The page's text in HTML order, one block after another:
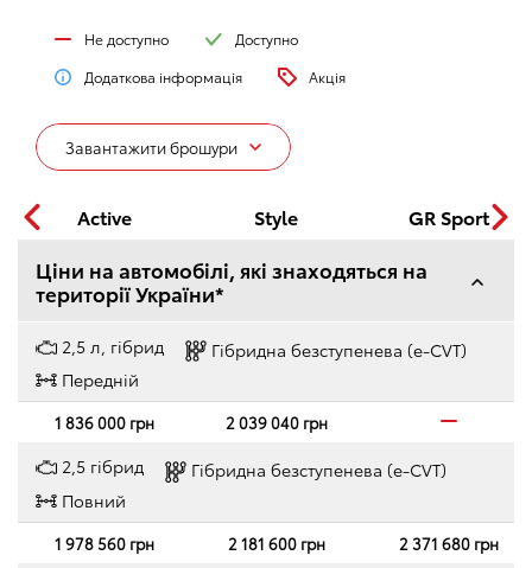
Не доступно
Доступно
Додаткова інформація
Акція
Завантажити брошури
Active Style GR Sport
Ціни на автомобілі, які знаходяться на
території України*
2,5 л, гібрид
Гібридна безступенева (e-CVT)
Передній
1 836 000 грн 2 039 040 грн
2,5 гібрид
Гібридна безступенева (e-CVT)
Повний
1 978 560 грн 2 181 600 грн 2 371 680 грн